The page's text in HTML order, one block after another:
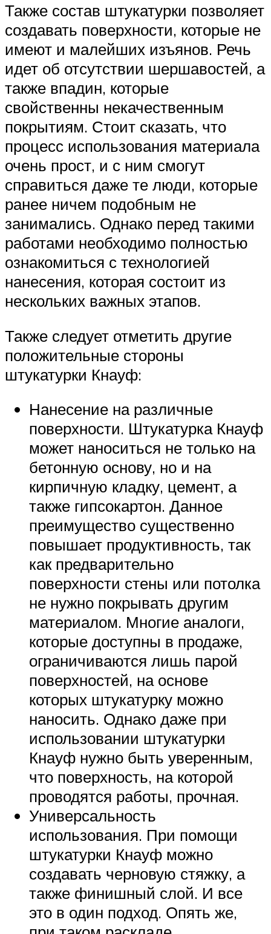
Также состав штукатурки позволяет
создавать поверхности, которые не
имеют и малейших изъянов. Речь
идет об отсутствии шершавостей, а
также впадин, которые
свойственны некачественным
покрытиям. Стоит сказать, что
процесс использования материала
очень прост, и с ним смогут
справиться даже те люди, которые
ранее ничем подобным не
занимались. Однако перед такими
работами необходимо полностью
ознакомиться с технологией
нанесения, которая состоит из
нескольких важных этапов.
Также следует отметить другие
положительные стороны
штукатурки Кнауф:
Нанесение на различные
поверхности. Штукатурка Кнауф
может наноситься не только на
бетонную основу, но и на
кирпичную кладку, цемент, а
также гипсокартон. Данное
преимущество существенно
повышает продуктивность, так
как предварительно
поверхности стены или потолка
не нужно покрывать другим
материалом. Многие аналоги,
которые доступны в продаже,
ограничиваются лишь парой
поверхностей, на основе
которых штукатурку можно
наносить. Однако даже при
использовании штукатурки
Кнауф нужно быть уверенным,
что поверхность, на которой
проводятся работы, прочная.
Универсальность
использования. При помощи
штукатурки Кнауф можно
создавать черновую стяжку, а
также финишный слой. И все
это в один подход. Опять же,